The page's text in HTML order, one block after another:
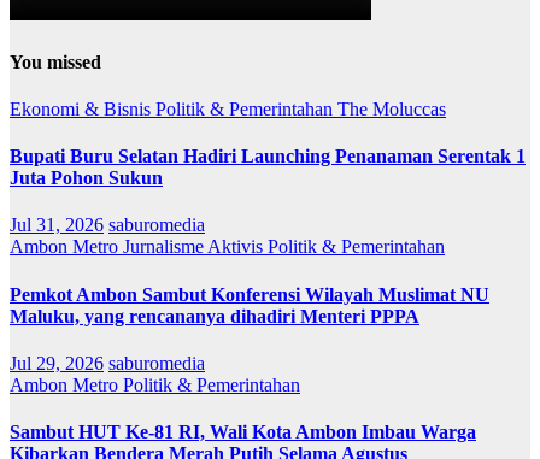
You missed
Ekonomi & Bisnis Politik & Pemerintahan The Moluccas
Bupati Buru Selatan Hadiri Launching Penanaman Serentak 1
Juta Pohon Sukun
Jul 31, 2026 saburomedia
Ambon Metro Jurnalisme Aktivis Politik & Pemerintahan
Pemkot Ambon Sambut Konferensi Wilayah Muslimat NU
Maluku, yang rencananya dihadiri Menteri PPPA
Jul 29, 2026 saburomedia
Ambon Metro Politik & Pemerintahan
Sambut HUT Ke-81 RI, Wali Kota Ambon Imbau Warga
Kibarkan Bendera Merah Putih Selama Agustus